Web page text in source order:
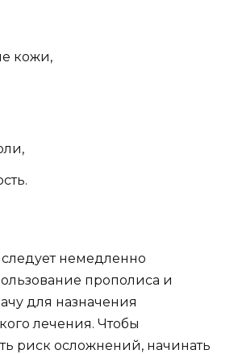
кожи,
следует немедленно
прополиса и
для назначения
лечения. Чтобы
риск осложнений, начинать